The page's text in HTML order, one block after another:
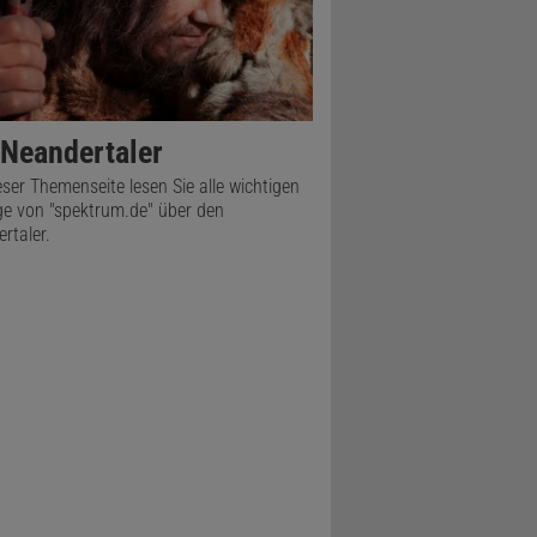
Umgekehrt
aufreizt,
Themenseite lesen Sie alle wichtigen
von "spektrum.de" über den